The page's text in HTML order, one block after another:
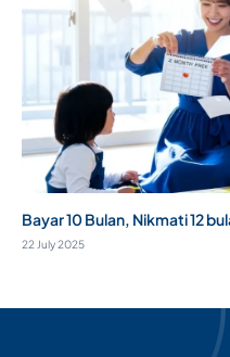
Bayar 10 Bulan, Nikmati 12
22 July 2025